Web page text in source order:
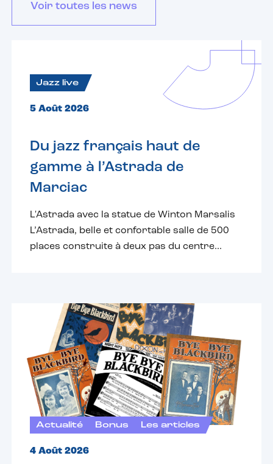
Voir toutes les news
Jazz live
5 Août 2026
Du jazz français haut de
gamme à l’Astrada de
Marciac
L'Astrada avec la statue de Winton Marsalis
L’Astrada, belle et confortable salle de 500
places construite à deux pas du centre...
Actualité Bonus Les articles
4 Août 2026